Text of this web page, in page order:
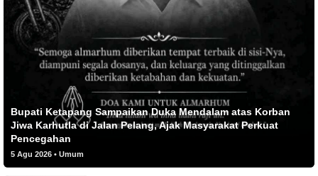
Bupati Ketapang Sampaikan Duka Mendalam atas Korban
Jiwa Karhutla di Jalan Pelang, Ajak Masyarakat Perkuat
Pencegahan
5 Agu 2026 • Umum